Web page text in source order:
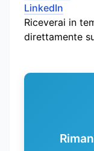
LinkedIn
Riceverai in
direttamente